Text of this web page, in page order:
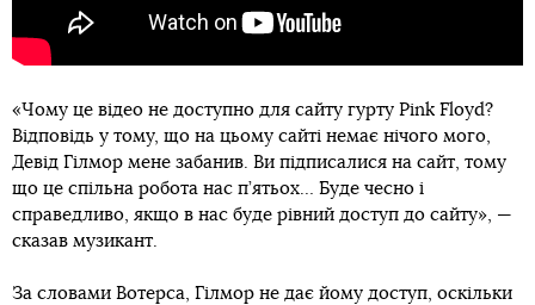
«Чому це відео не доступно для сайту гурту Pink Floyd?
Відповідь у тому, що на цьому сайті немає нічого мого,
Девід Гілмор мене забанив. Ви підписалися на сайт, тому
що це спільна робота нас п’ятьох… Буде чесно і
справедливо, якщо в нас буде рівний доступ до сайту», —
сказав музикант.
За словами Вотерса, Гілмор не дає йому доступ, оскільки